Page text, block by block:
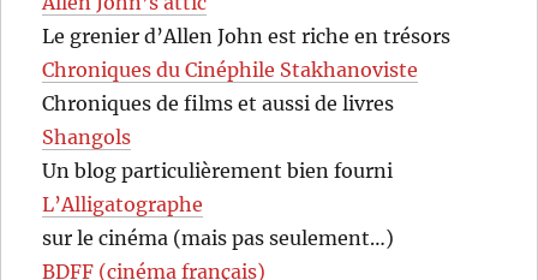
Le grenier d’Allen John est riche en trésors
Chroniques du Cinéphile Stakhanoviste
Chroniques de films et aussi de livres
Shangols
Un blog particulièrement bien fourni
L’Alligatographe
sur le cinéma (mais pas seulement…)
BDFF (cinéma français)